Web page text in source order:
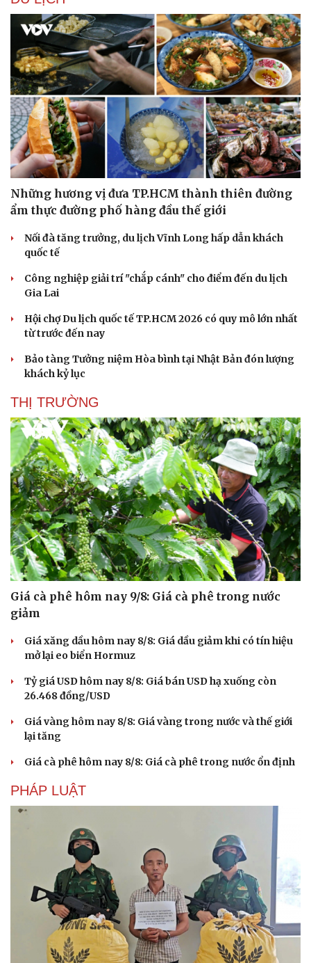
Văn hóa
Sân khấu - Điện ảnh
Văn học
Âm nhạc
Di sản
Giải trí
Nghệ sĩ
Thời trang
Sao Việt
Những hương vị đưa TP.HCM thành thiên đường
ẩm thực đường phố hàng đầu thế giới
Nối đà tăng trưởng, du lịch Vĩnh Long hấp dẫn khách
quốc tế
Công nghiệp giải trí "chắp cánh" cho điểm đến du lịch
Gia Lai
Hội chợ Du lịch quốc tế TP.HCM 2026 có quy mô lớn nhất
từ trước đến nay
Bảo tàng Tưởng niệm Hòa bình tại Nhật Bản đón lượng
khách kỷ lục
THỊ TRƯỜNG
Giá cà phê hôm nay 9/8: Giá cà phê trong nước
giảm
Giá xăng dầu hôm nay 8/8: Giá dầu giảm khi có tín hiệu
mở lại eo biển Hormuz
Tỷ giá USD hôm nay 8/8: Giá bán USD hạ xuống còn
26.468 đồng/USD
Giá vàng hôm nay 8/8: Giá vàng trong nước và thế giới
lại tăng
Giá cà phê hôm nay 8/8: Giá cà phê trong nước ổn định
PHÁP LUẬT